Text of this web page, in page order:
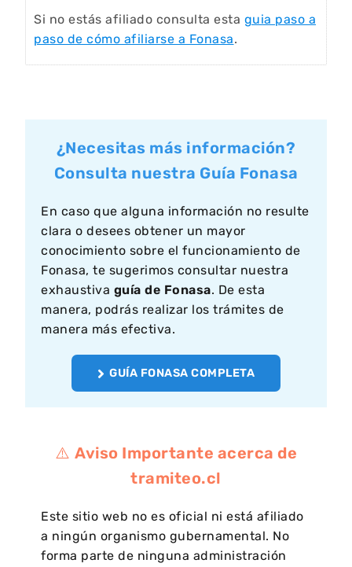
Si no estás afiliado consulta esta guia paso a
paso de cómo afiliarse a Fonasa.
¿Necesitas más información?
Consulta nuestra Guía Fonasa
En caso que alguna información no resulte
clara o desees obtener un mayor
conocimiento sobre el funcionamiento de
Fonasa, te sugerimos consultar nuestra
exhaustiva guía de Fonasa. De esta
manera, podrás realizar los trámites de
manera más efectiva.
GUÍA FONASA COMPLETA
⚠️ Aviso Importante acerca de
tramiteo.cl
Este sitio web no es oficial ni está afiliado
a ningún organismo gubernamental. No
forma parte de ninguna administración